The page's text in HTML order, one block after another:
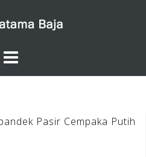
Pasir Cempaka Putih